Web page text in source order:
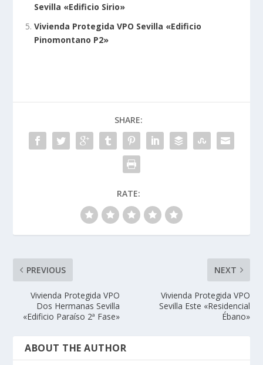
Sevilla «Edificio Sirio»
Vivienda Protegida VPO Sevilla «Edificio
Pinomontano P2»
SHARE:
RATE:
PREVIOUS
Vivienda Protegida VPO
Dos Hermanas Sevilla
«Edificio Paraíso 2ª Fase»
NEXT
Vivienda Protegida VPO
Sevilla Este «Residencial
Ébano»
ABOUT THE AUTHOR